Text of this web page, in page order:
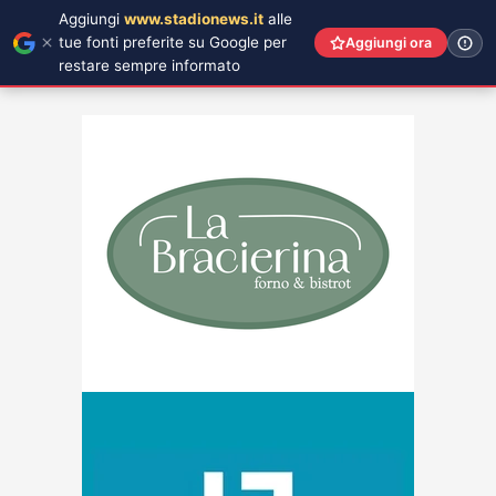
Aggiungi www.stadionews.it alle
tue fonti preferite su Google per
restare sempre informato
Aggiungi ora